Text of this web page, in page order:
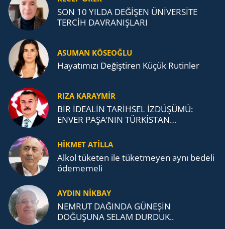
SON 10 YILDA DEĞİŞEN ÜNİVERSİTE
TERCİH DAVRANIŞLARI
ASUMAN KÖSEOĞLU
Ha­ya­tı­mı­zı De­ğiş­ti­ren Küçük Ru­tin­ler
RIZA KARAYMIR
BİR İDEALİN TARİHSEL İZDÜŞÜMÜ:
ENVER PAŞA’NIN TÜRKİSTAN
TEŞKİLATI’NA UZANAN MİRASI
HİKMET ATİLLA
Alkol tü­ke­ten ile tü­ket­me­yen aynı be­de­li
öde­me­me­li
AYDIN NİKBAY
NEMRUT DAĞINDA GÜNEŞİN
DOĞUŞUNA SELAM DURDUK..